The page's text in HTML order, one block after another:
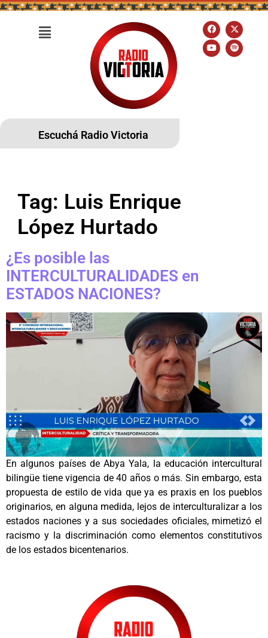
Escuchá Radio Victoria
Tag: Luis Enrique
López Hurtado
¿Es posible las
INTERCULTURALIDADES en
ESTADOS NACIONES?
En algunos países de Abya Yala, la educación intercultural
bilingüe tiene vigencia de 40 años o más. Sin embargo, esta
propuesta de estilo de vida que ya es praxis en los pueblos
originarios, en alguna medida, lejos de interculturalizar a los
estados naciones y a sus sociedades oficiales, mimetizó el
racismo y la discriminación como elementos constitutivos
de los estados bicentenarios.